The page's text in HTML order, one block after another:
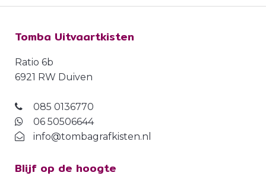
Tomba Uitvaartkisten
Ratio 6b
6921 RW Duiven
085 0136770
06 50506644
info@tombagrafkisten.nl
Blijf op de hoogte